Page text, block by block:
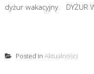
dyżur wakacyjny. DYŻUR
Posted in Aktualności